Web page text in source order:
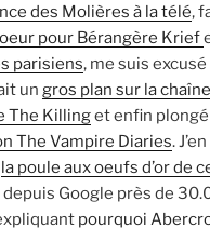
des Molières à la télé,
pour Bérangère Krief
parisiens, me suis excusé
un gros plan sur la
The Killinget enfin plongé
The Vampire Diaries.
la poule aux oeufs d’or de
depuis Google près de
pourquoi